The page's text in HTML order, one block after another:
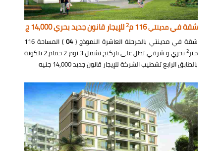
شقة فيمدينتي116 م 2للإيجار قانون جديد بحري 14,000 ج
شقة في مدينتي بالمرحلة العاشرة النموذج (04
) المساحة 116
متر2
بحري و شرقي تطل على باركنج تشمل 3 نوم 2 حمام 2 بلكونة
بالطابق الرابع تشطيب الشركة للإيجار قانون جديد 14,000 جنيه